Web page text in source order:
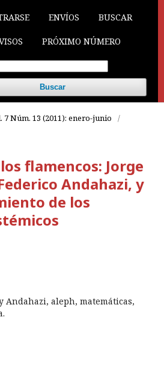
ENVÍOS BUSCAR
PRÓXIMO NÚMERO
Buscar
7 Núm. 13 (2011): enero-junio
/
flamencos: Jorge
Andahazi, y
de los
Andahazi, aleph, matemáticas,